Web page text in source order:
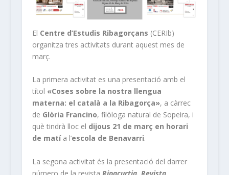
El Centre d’Estudis Ribagorçans (CERIb)
organitza tres activitats durant aquest mes de
març.
La primera activitat es una presentació amb el
títol «Coses sobre la nostra llengua
materna: el català a la Ribagorça», a càrrec
de Glòria Francino, filòloga natural de Sopeira, i
què tindrà lloc el dijous 21 de març en horari
de matía l’escola de Benavarri.
La segona activitat és la presentació del darrer